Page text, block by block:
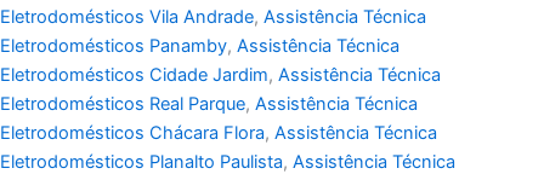
Eletrodomésticos Vila Andrade, Assistência Técnica
Eletrodomésticos Panamby, Assistência Técnica
Eletrodomésticos Cidade Jardim, Assistência Técnica
Eletrodomésticos Real Parque, Assistência Técnica
Eletrodomésticos Chácara Flora, Assistência Técnica
Eletrodomésticos Planalto Paulista, Assistência Técnica